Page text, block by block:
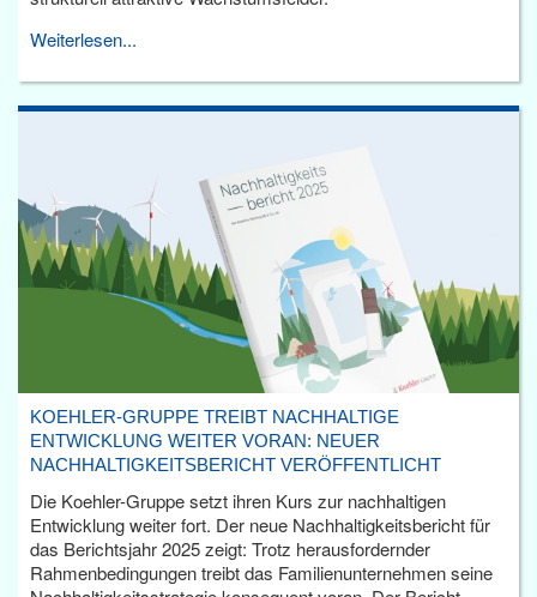
Weiterlesen...
KOEHLER-GRUPPE TREIBT NACHHALTIGE
ENTWICKLUNG WEITER VORAN: NEUER
NACHHALTIGKEITSBERICHT VERÖFFENTLICHT
Die Koehler-Gruppe setzt ihren Kurs zur nachhaltigen
Entwicklung weiter fort. Der neue Nachhaltigkeitsbericht für
das Berichtsjahr 2025 zeigt: Trotz herausfordernder
Rahmenbedingungen treibt das Familienunternehmen seine